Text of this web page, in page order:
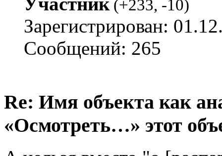
(+233, -10)
Зарегистрирован:
Сообщений: 265
Re: Имя объекта как
«Осмотреть…» этот